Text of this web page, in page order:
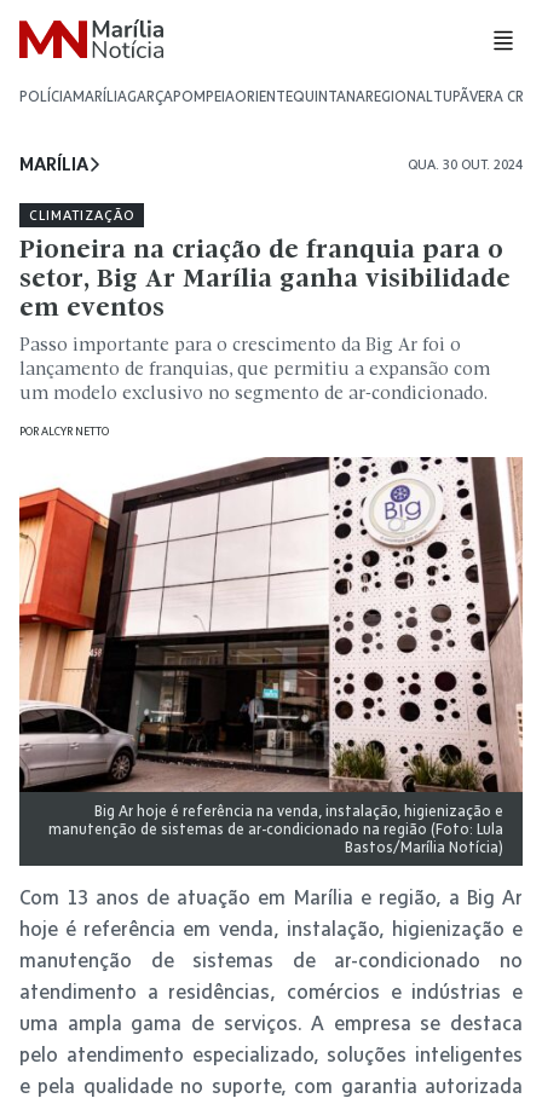
POLÍCIAMARÍLIAGARÇAPOMPEIAORIENTEQUINTANAREGIONALTUPÃVERA CRUZ
MARÍLIA QUA. 30 OUT. 2024
CLIMATIZAÇÃO
Pioneira na criação de franquia para o
setor, Big Ar Marília ganha visibilidade
em eventos
Passo importante para o crescimento da Big Ar foi o
lançamento de franquias, que permitiu a expansão com
um modelo exclusivo no segmento de ar-condicionado.
PORALCYR NETTO
Big Ar hoje é referência na venda, instalação, higienização e
manutenção de sistemas de ar-condicionado na região (Foto: Lula
Bastos/Marília Notícia)
Com 13 anos de atuação em Marília e região, a Big Ar
hoje é referência em venda, instalação, higienização e
manutenção de sistemas de ar-condicionado no
atendimento a residências, comércios e indústrias e
uma ampla gama de serviços. A empresa se destaca
pelo atendimento especializado, soluções inteligentes
e pela qualidade no suporte, com garantia autorizada